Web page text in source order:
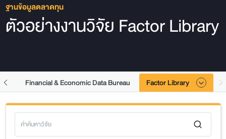
ฐานข้อมูลตลาดทุน
ตัวอย่างงานวิจัย Factor Library
Financial & Economic Data Bureau Factor Library